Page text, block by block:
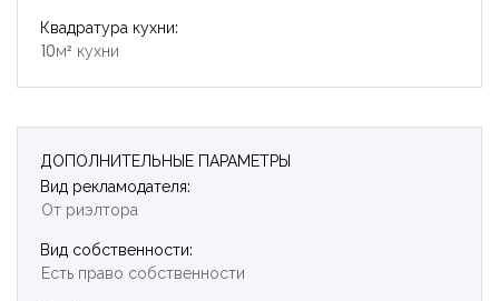
Квадратура кухни:
10м² кухни
ДОПОЛНИТЕЛЬНЫЕ ПАРАМЕТРЫ
Вид рекламодателя:
От риэлтора
Вид собственности:
Есть право собственности